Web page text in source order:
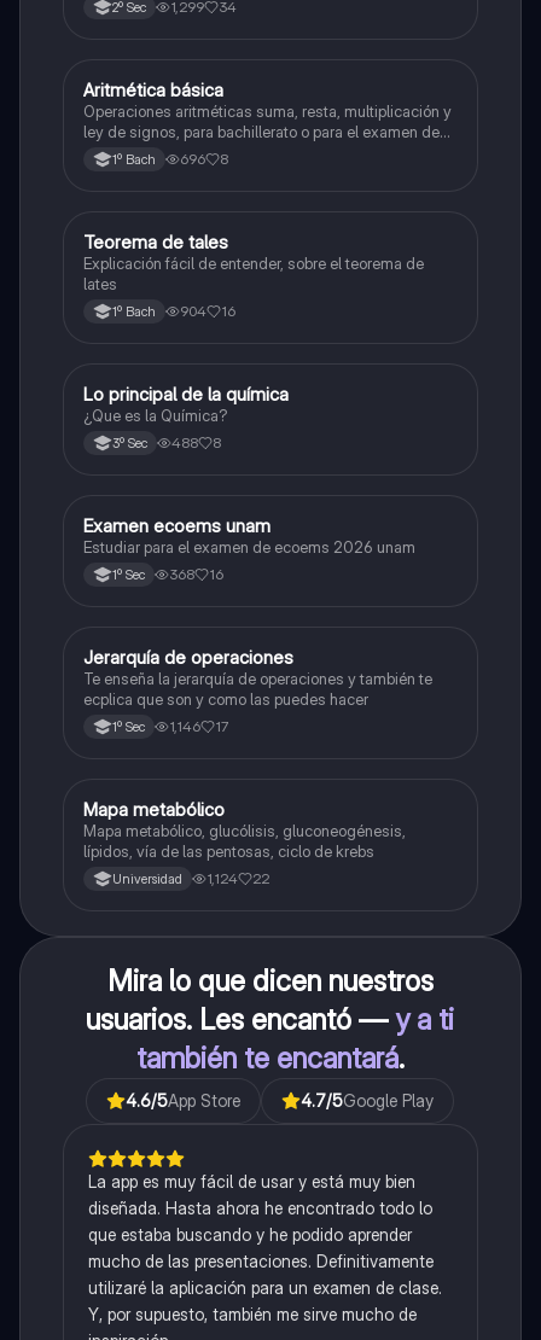
2º Sec 1,299 34
Matemáticas
Aritmética básica
Operaciones aritméticas suma, resta, multiplicación y
ley de signos, para bachillerato o para el examen de
admisión a la universidad
1º Bach 696 8
Matemáticas
Teorema de tales
Explicación fácil de entender, sobre el teorema de
lates
1º Bach 904 16
Química
Lo principal de la química
¿Que es la Química?
3º Sec 488 8
Español
Examen ecoems unam
Estudiar para el examen de ecoems 2026 unam
1º Sec 368 16
Matemáticas
Jerarquía de operaciones
Te enseña la jerarquía de operaciones y también te
ecplica que son y como las puedes hacer
1º Sec 1,146 17
Biología
Mapa metabólico
Mapa metabólico, glucólisis, gluconeogénesis,
lípidos, vía de las pentosas, ciclo de krebs
Universidad 1,124 22
Mira lo que dicen nuestros
usuarios. Les encantó —y a ti
también te encantará.
4.6/5App Store 4.7/5Google Play
La app es muy fácil de usar y está muy bien
diseñada. Hasta ahora he encontrado todo lo
que estaba buscando y he podido aprender
mucho de las presentaciones. Definitivamente
utilizaré la aplicación para un examen de clase.
Y, por supuesto, también me sirve mucho de